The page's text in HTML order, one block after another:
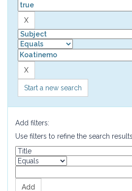
Start a new search
Add filters:
Use filters to refine the search results.